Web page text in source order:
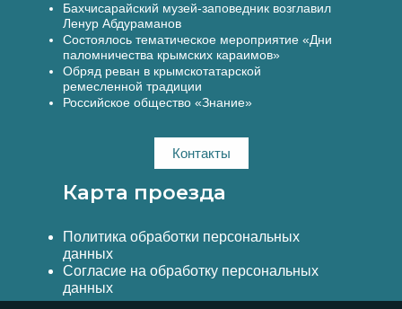
Бахчисарайский музей-заповедник возглавил
Ленур Абдураманов
Состоялось тематическое мероприятие «Дни
паломничества крымских караимов»
Обряд реван в крымскотатарской
ремесленной традиции
Российское общество «Знание»
Контакты
Карта проезда
Политика обработки персональных
данных
Согласие на обработку персональных
данных